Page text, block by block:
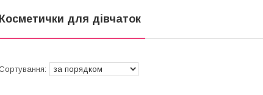
Косметички для дівчаток